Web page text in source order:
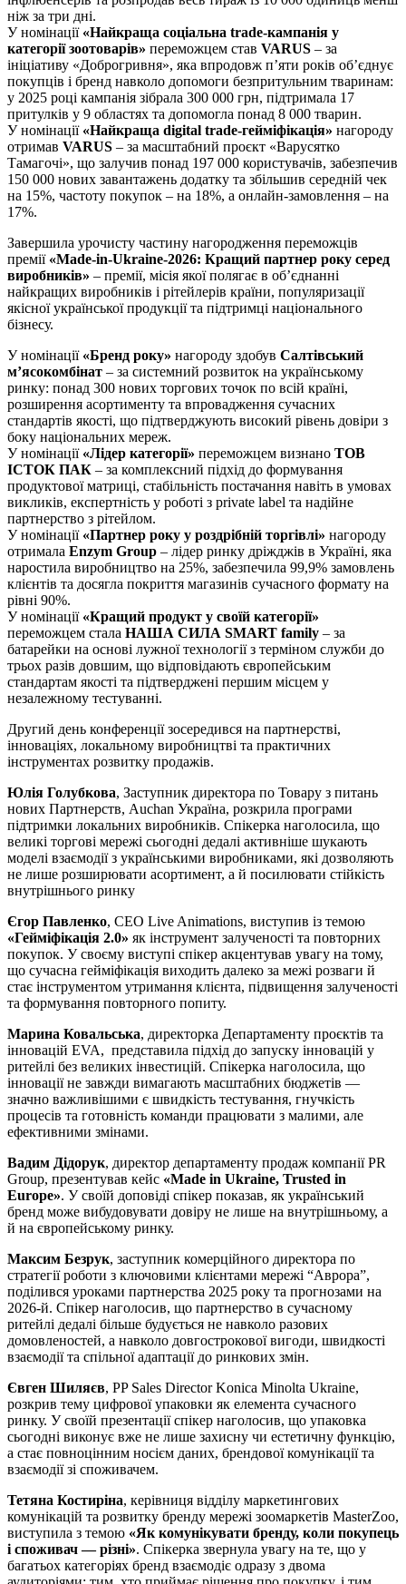
ніж за три дні.
У номінації «Найкраща соціальна trade-кампанія у
категорії зоотоварів» переможцем став VARUS – за
ініціативу «Доброгривня», яка впродовж п’яти років об’єднує
покупців і бренд навколо допомоги безпритульним тваринам:
у 2025 році кампанія зібрала 300 000 грн, підтримала 17
притулків у 9 областях та допомогла понад 8 000 тварин.
У номінації «Найкраща digital trade-гейміфікація» нагороду
отримав VARUS – за масштабний проєкт «Варусятко
Тамагочі», що залучив понад 197 000 користувачів, забезпечив
150 000 нових завантажень додатку та збільшив середній чек
на 15%, частоту покупок – на 18%, а онлайн-замовлення – на
17%.
Завершила урочисту частину нагородження переможців
премії «Made-in-Ukraine-2026: Кращий партнер року серед
виробників» – премії, місія якої полягає в об’єднанні
найкращих виробників і рітейлерів країни, популяризації
якісної української продукції та підтримці національного
бізнесу.
У номінації «Бренд року» нагороду здобув Салтівський
м’ясокомбінат – за системний розвиток на українському
ринку: понад 300 нових торгових точок по всій країні,
розширення асортименту та впровадження сучасних
стандартів якості, що підтверджують високий рівень довіри з
боку національних мереж.
У номінації «Лідер категорії» переможцем визнано ТОВ
ІСТОК ПАК – за комплексний підхід до формування
продуктової матриці, стабільність постачання навіть в умовах
викликів, експертність у роботі з private label та надійне
партнерство з рітейлом.
У номінації «Партнер року у роздрібній торгівлі» нагороду
отримала Enzym Group – лідер ринку дріжджів в Україні, яка
наростила виробництво на 25%, забезпечила 99,9% замовлень
клієнтів та досягла покриття магазинів сучасного формату на
рівні 90%.
У номінації «Кращий продукт у своїй категорії»
переможцем стала НАША СИЛА SMART family – за
батарейки на основі лужної технології з терміном служби до
трьох разів довшим, що відповідають європейським
стандартам якості та підтверджені першим місцем у
незалежному тестуванні.
Другий день конференції зосередився на партнерстві,
інноваціях, локальному виробництві та практичних
інструментах розвитку продажів.
Юлія Голубкова, Заступник директора по Товару з питань
нових Партнерств, Auchan Україна, розкрила програми
підтримки локальних виробників. Спікерка наголосила, що
великі торгові мережі сьогодні дедалі активніше шукають
моделі взаємодії з українськими виробниками, які дозволяють
не лише розширювати асортимент, а й посилювати стійкість
внутрішнього ринку
Єгор Павленко, СЕО Live Animations, виступив із темою
«Гейміфікація 2.0» як інструмент залученості та повторних
покупок. У своєму виступі спікер акцентував увагу на тому,
що сучасна гейміфікація виходить далеко за межі розваги й
стає інструментом утримання клієнта, підвищення залученості
та формування повторного попиту.
Марина Ковальська, директорка Департаменту проєктів та
інновацій EVA, представила підхід до запуску інновацій у
ритейлі без великих інвестицій. Спікерка наголосила, що
інновації не завжди вимагають масштабних бюджетів —
значно важливішими є швидкість тестування, гнучкість
процесів та готовність команди працювати з малими, але
ефективними змінами.
Вадим Дідорук, директор департаменту продаж компанії PR
Group, презентував кейс «Made in Ukraine, Trusted in
Europe». У своїй доповіді спікер показав, як український
бренд може вибудовувати довіру не лише на внутрішньому, а
й на європейському ринку.
Максим Безрук, заступник комерційного директора по
стратегії роботи з ключовими клієнтами мережі “Аврора”,
поділився уроками партнерства 2025 року та прогнозами на
2026-й. Спікер наголосив, що партнерство в сучасному
ритейлі дедалі більше будується не навколо разових
домовленостей, а навколо довгострокової вигоди, швидкості
взаємодії та спільної адаптації до ринкових змін.
Євген Шиляєв, PP Sales Director Konica Minolta Ukraine,
розкрив тему цифрової упаковки як елемента сучасного
ринку. У своїй презентації спікер наголосив, що упаковка
сьогодні виконує вже не лише захисну чи естетичну функцію,
а стає повноцінним носієм даних, брендової комунікації та
взаємодії зі споживачем.
Тетяна Костиріна, керівниця відділу маркетингових
комунікацій та розвитку бренду мережі зоомаркетів MasterZoo,
виступила з темою «Як комунікувати бренду, коли покупець
і споживач — різні». Спікерка звернула увагу на те, що у
багатьох категоріях бренд взаємодіє одразу з двома